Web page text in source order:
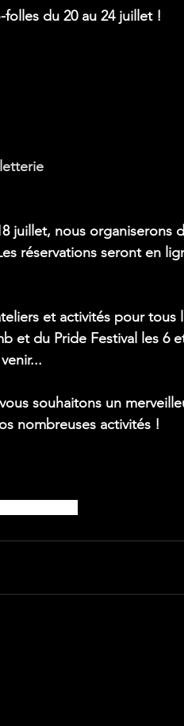
du 20 au 24 juillet !
juillet, nous organiserons
réservations seront en
et activités pour tous
et du Pride Festival les 6
souhaitons un
nombreuses activités !